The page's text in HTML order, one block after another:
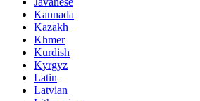
Kannada
Kazakh
Khmer
Kurdish
Kyrgyz
Latin
Latvian